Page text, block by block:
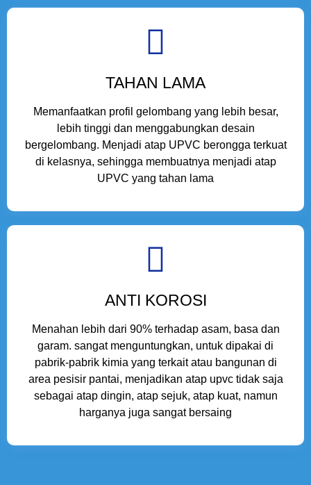
TAHAN LAMA
Memanfaatkan profil gelombang yang lebih besar,
lebih tinggi dan menggabungkan desain
bergelombang. Menjadi atap UPVC berongga terkuat
di kelasnya, sehingga membuatnya menjadi atap
UPVC yang tahan lama
ANTI KOROSI
Menahan lebih dari 90% terhadap asam, basa dan
garam. sangat menguntungkan, untuk dipakai di
pabrik-pabrik kimia yang terkait atau bangunan di
area pesisir pantai, menjadikan atap upvc tidak saja
sebagai atap dingin, atap sejuk, atap kuat, namun
harganya juga sangat bersaing